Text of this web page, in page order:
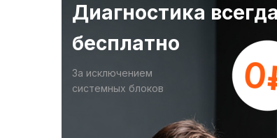
Диагностика
бесплатно
За исключением
системных блоков